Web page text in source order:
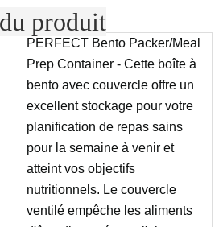
produit
PERFECT Bento Packer/Meal
Prep Container - Cette boîte à
bento avec couvercle offre un
excellent stockage pour votre
planification de repas sains
pour la semaine à venir et
atteint vos objectifs
nutritionnels. Le couvercle
ventilé empêche les aliments